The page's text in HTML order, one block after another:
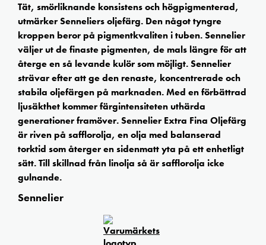
Tät, smörliknande konsistens och högpigmenterad,
utmärker Senneliers oljefärg. Den något tyngre
kroppen beror på pigmentkvaliten i tuben. Sennelier
väljer ut de finaste pigmenten, de mals längre för att
återge en så levande kulör som möjligt. Sennelier
strävar efter att ge den renaste, koncentrerade och
stabila oljefärgen på marknaden. Med en förbättrad
ljusäkthet kommer färgintensiteten uthärda
generationer framöver. Sennelier Extra Fina Oljefärg
är riven på safflorolja, en olja med balanserad
torktid som återger en sidenmatt yta på ett enhetligt
sätt. Till skillnad från linolja så är safflorolja icke
gulnande.
Sennelier